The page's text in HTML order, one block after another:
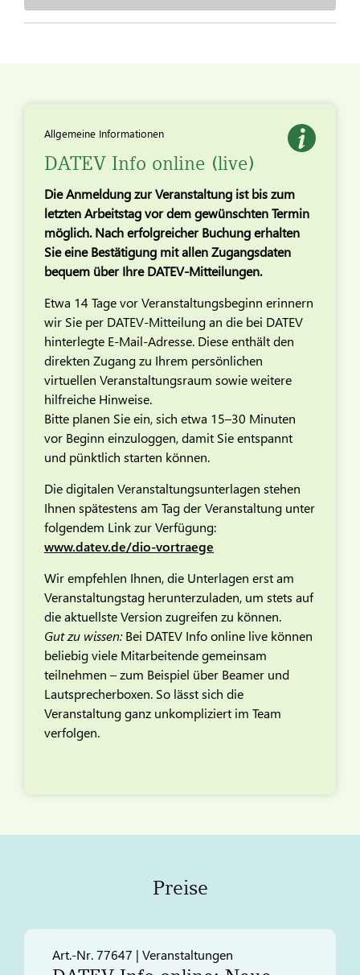
Allgemeine Informationen
DATEV Info online (live)
Die Anmeldung zur Veranstaltung ist bis zum
letzten Arbeitstag vor dem gewünschten Termin
möglich. Nach erfolgreicher Buchung erhalten
Sie eine Bestätigung mit allen Zugangsdaten
bequem über Ihre DATEV-Mitteilungen.
Etwa 14 Tage vor Veranstaltungsbeginn erinnern
wir Sie per DATEV-Mitteilung an die bei DATEV
hinterlegte E-Mail-Adresse. Diese enthält den
direkten Zugang zu Ihrem persönlichen
virtuellen Veranstaltungsraum sowie weitere
hilfreiche Hinweise.
Bitte planen Sie ein, sich etwa 15–30 Minuten
vor Beginn einzuloggen, damit Sie entspannt
und pünktlich starten können.
Die digitalen Veranstaltungsunterlagen stehen
Ihnen spätestens am Tag der Veranstaltung unter
folgendem Link zur Verfügung:
www.datev.de/dio-vortraege
Wir empfehlen Ihnen, die Unterlagen erst am
Veranstaltungstag herunterzuladen, um stets auf
die aktuellste Version zugreifen zu können.
Gut zu wissen:Bei DATEV Info online live können
beliebig viele Mitarbeitende gemeinsam
teilnehmen – zum Beispiel über Beamer und
Lautsprecherboxen. So lässt sich die
Veranstaltung ganz unkompliziert im Team
verfolgen.
Preise
Art.-Nr. 77647 | Veranstaltungen